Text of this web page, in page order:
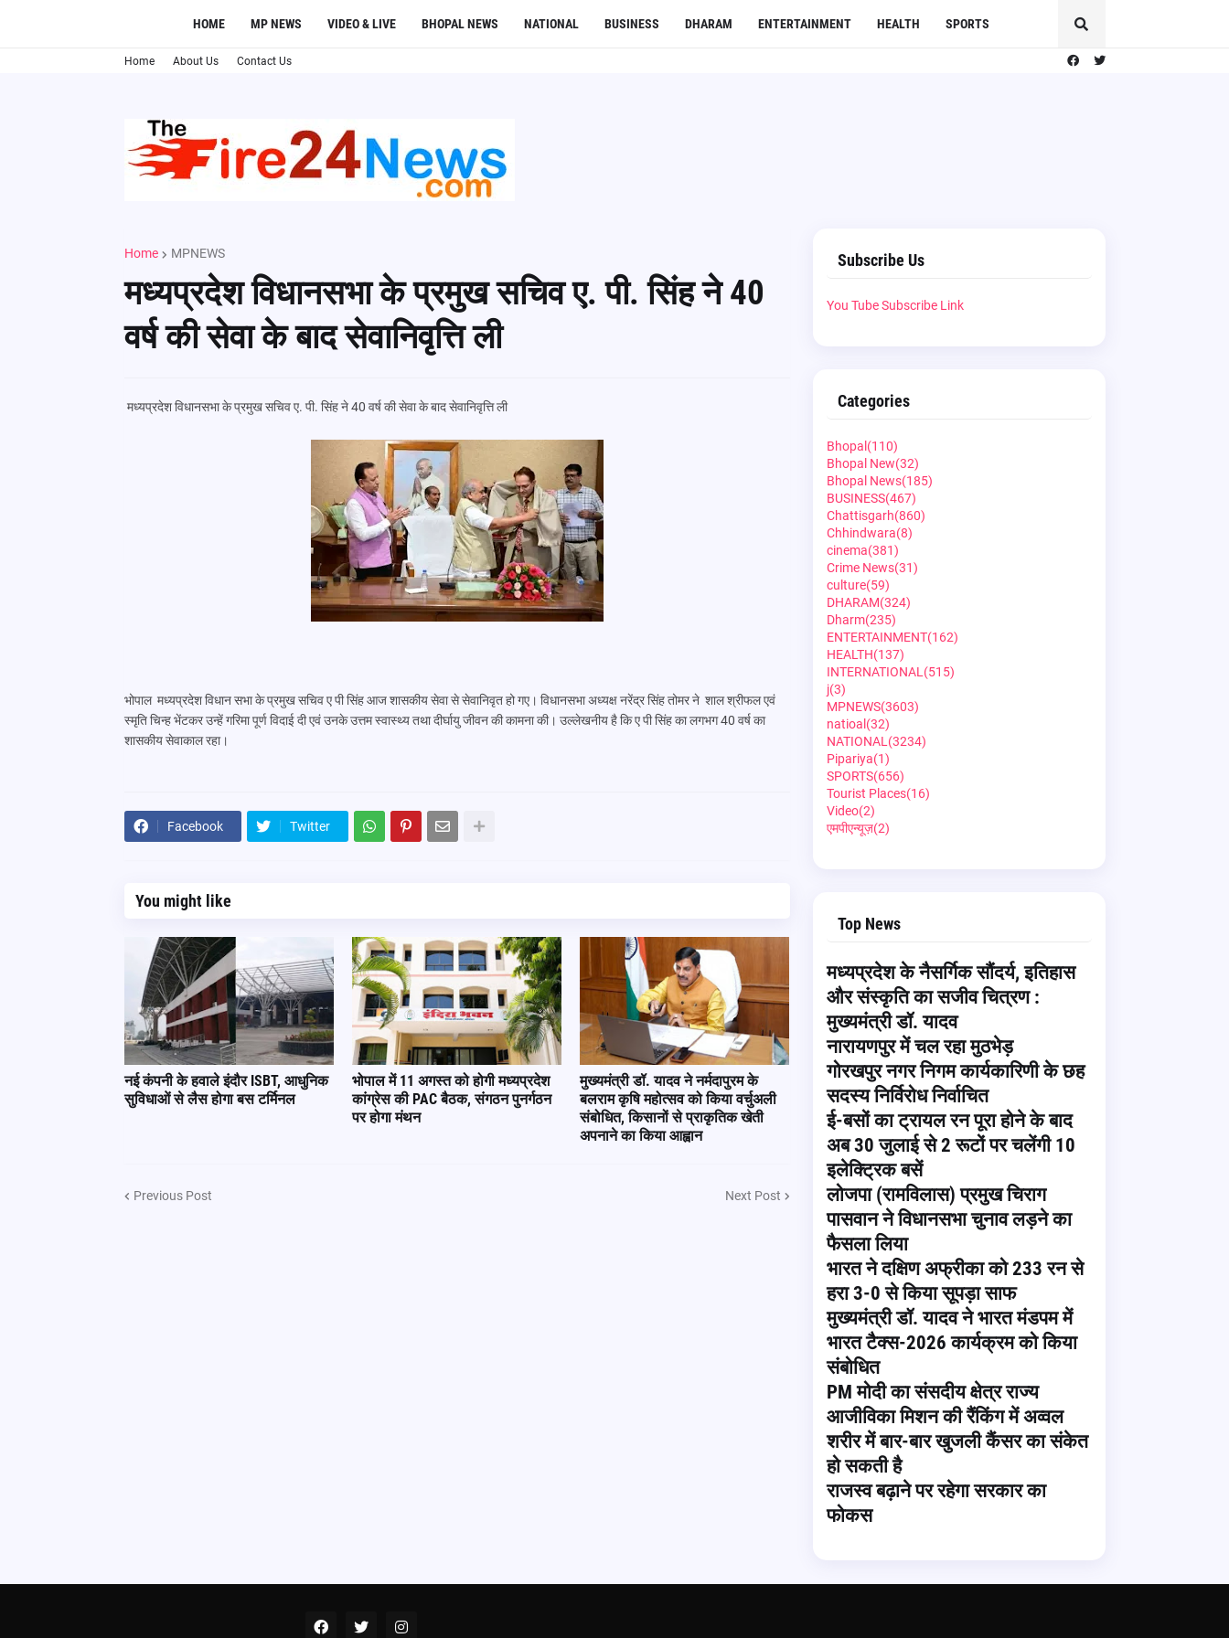
HOME MP NEWS VIDEO & LIVE BHOPAL NEWS NATIONAL BUSINESS DHARAM ENTERTAINMENT HEALTH SPORTS
Home About Us Contact Us
Home MPNEWS
मध्यप्रदेश विधानसभा के प्रमुख सचिव ए. पी. सिंह ने 40
वर्ष की सेवा के बाद सेवानिवृत्ति ली
मध्यप्रदेश विधानसभा के प्रमुख सचिव ए. पी. सिंह ने 40 वर्ष की सेवा के बाद सेवानिवृत्ति ली
भोपाल मध्यप्रदेश विधान सभा के प्रमुख सचिव ए पी सिंह आज शासकीय सेवा से सेवानिवृत हो गए। विधानसभा अध्यक्ष नरेंद्र सिंह तोमर ने शाल श्रीफल एवं
स्मृति चिन्ह भेंटकर उन्हें‌ गरिमा पूर्ण विदाई दी एवं उनके उत्तम स्वास्थ्य तथा दीर्घायु जीवन की कामना की। उल्लेखनीय है कि ए पी सिंह का लगभग 40 वर्ष का
शासकीय सेवाकाल रहा।
Facebook Twitter
You might like
नई कंपनी के हवाले इंदौर ISBT, आधुनिक
सुविधाओं से लैस होगा बस टर्मिनल
भोपाल में 11 अगस्त को होगी मध्यप्रदेश
कांग्रेस की PAC बैठक, संगठन पुनर्गठन
पर होगा मंथन
मुख्यमंत्री डॉ. यादव ने नर्मदापुरम के
बलराम कृषि महोत्सव को किया वर्चुअली
संबोधित, किसानों से प्राकृतिक खेती
अपनाने का किया आह्वान
Previous Post Next Post
Subscribe Us
You Tube Subscribe Link
Categories
Bhopal (110)
Bhopal New(32)
Bhopal News(185)
BUSINESS(467)
Chattisgarh(860)
Chhindwara(8)
cinema(381)
Crime News(31)
culture(59)
DHARAM(324)
Dharm(235)
ENTERTAINMENT(162)
HEALTH(137)
INTERNATIONAL (515)
j(3)
MPNEWS(3603)
natioal (32)
NATIONAL (3234)
Pipariya(1)
SPORTS(656)
Tourist Places(16)
Video(2)
एमपीएन्यूज़(2)
Top News
मध्यप्रदेश के नैसर्गिक सौंदर्य, इतिहास
और संस्कृति का सजीव चित्रण :
मुख्यमंत्री डॉ. यादव
नारायणपुर में चल रहा मुठभेड़
गोरखपुर नगर निगम कार्यकारिणी के छह
सदस्य निर्विरोध निर्वाचित
ई-बसों का ट्रायल रन पूरा होने के बाद
अब 30 जुलाई से 2 रूटों पर चलेंगी 10
इलेक्ट्रिक बसें
लोजपा (रामविलास) प्रमुख चिराग
पासवान ने विधानसभा चुनाव लड़ने का
फैसला लिया
भारत ने दक्षिण अफ्रीका को 233 रन से
हरा 3-0 से किया सूपड़ा साफ
मुख्यमंत्री डॉ. यादव ने भारत मंडपम में
भारत टैक्स-2026 कार्यक्रम को किया
संबोधित
PM मोदी का संसदीय क्षेत्र राज्य
आजीविका मिशन की रैंकिंग में अव्वल
शरीर में बार-बार खुजली कैंसर का संकेत
हो सकती है
राजस्व बढ़ाने पर रहेगा सरकार का
फोकस